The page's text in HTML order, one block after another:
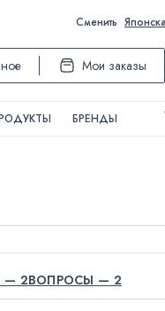
Сменить
Мои заказы
БРЕНДЫ
— 2ВОПРОСЫ — 2